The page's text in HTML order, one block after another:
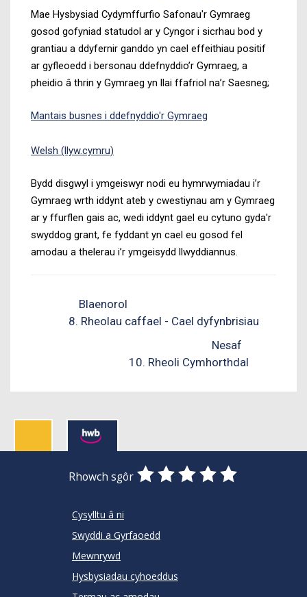
Mae Hysbysiad Cydymffurfio Safonau'r Gymraeg
gosod gofyniad statudol ar y Cyngor i sicrhau bod y
grantiau a ddyfernir ganddo yn cael effeithiau positif
ar gyfleoedd i bersonau ddefnyddio’r Gymraeg, a
pheidio â thrin y Gymraeg yn llai ffafriol na’r Saesneg;
Mantais busnes i ddefnyddio'r Gymraeg
Welsh (llyw.cymru)
Bydd disgwyl i ymgeiswyr nodi eu hymrwymiadau i’r
Gymraeg wrth iddynt ateb y cwestiynau am y Gymraeg
ar y ffurflen gais ac, wedi iddynt gael eu cytuno gyda'r
swyddog grant, fe fyddant yn cael eu gosod fel
amodau a thelerau i’r ymgeisydd llwyddiannus.
Blaenorol
8. Rheolau caffael - Cael dyfynbrisiau
Nesaf
10. Rheoli Cymhorthdal
Rhowch sgôr
0
Stars
1
Star
2
Stars
3
Stars
4
Stars
5
Stars
Cysylltu â ni
Swyddi a Gyrfaoedd
Mewnrywd
Hysbysiadau cyhoeddus